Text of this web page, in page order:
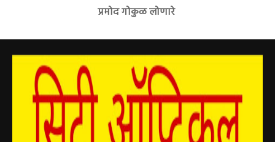
प्रमोद गोकुळ लोणारे